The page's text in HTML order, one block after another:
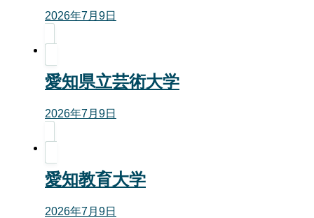
2026年7月9日
愛知県立芸術大学
2026年7月9日
愛知教育大学
2026年7月9日